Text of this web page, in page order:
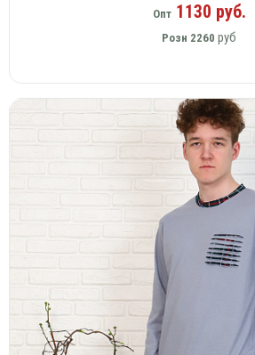
Опт1130 руб.
Розн 2260 руб